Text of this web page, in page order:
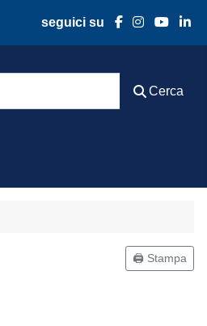
seguici su
Cerca
🖨️ Stampa